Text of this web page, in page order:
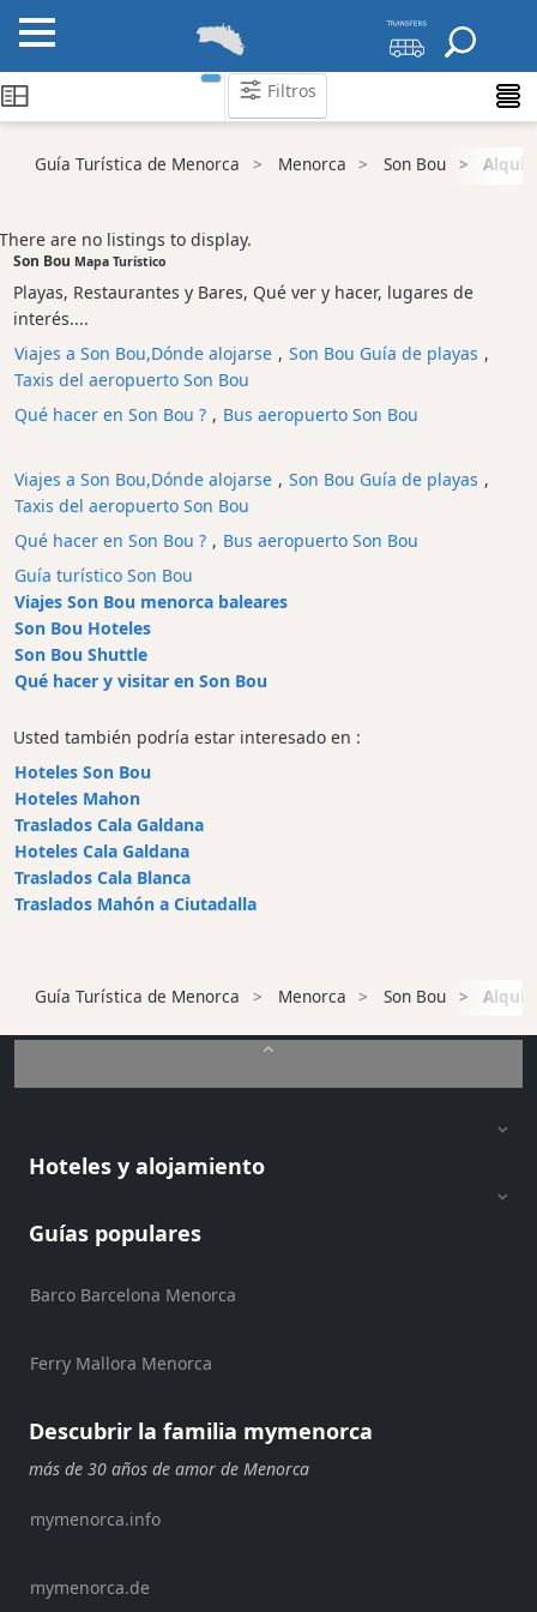
Atraccion
Empresa
Tour
y
Excursione
Parque
acuático
Restaurante
en
barco
Café
Bar
Alimentos
y
Bebidas
Para
niños
Música
en
vivo
Discoteca
Clubs
Alquiler
bicicletas
Alquiler
kayaks
Alquiler
barcos
Guía Turística de Menorca Menorca Son Bou
There are no listings to display.
Son Bou Mapa Turístico
Playas, Restaurantes y Bares, Qué ver y hacer, lugares de
interés....
Viajes a Son Bou,Dónde alojarse , Son Bou Guía de playas ,
Taxis del aeropuerto Son Bou
Qué hacer en Son Bou ? , Bus aeropuerto Son Bou
Viajes a Son Bou,Dónde alojarse , Son Bou Guía de playas ,
Taxis del aeropuerto Son Bou
Qué hacer en Son Bou ? , Bus aeropuerto Son Bou
Guía turístico Son Bou
Viajes Son Bou menorca baleares
Son Bou Hoteles
Son Bou Shuttle
Qué hacer y visitar en Son Bou
Usted también podría estar interesado en :
Hoteles Son Bou
Hoteles Mahon
Traslados Cala Galdana
Hoteles Cala Galdana
Traslados Cala Blanca
Traslados Mahón a Ciutadalla
Guía Turística de Menorca Menorca Son Bou
Hoteles y alojamiento
Guías populares
Barco Barcelona Menorca
Ferry Mallora Menorca
Descubrir la familia mymenorca
más de 30 años de amor de Menorca
mymenorca.info
mymenorca.de
Filtros